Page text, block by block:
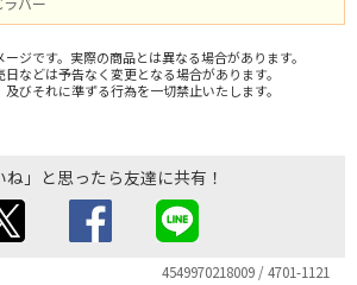
ジです。実際の商品とは異なる場合があります。
などは予告なく変更となる場合があります。
びそれに準ずる行為を一切禁止いたします。
ね」と思ったら友達に共有！
4549970218009 / 4701-1121